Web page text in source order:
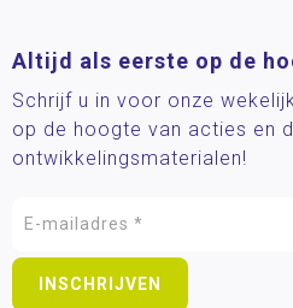
Altijd als eerste op de
Schrijf u in voor onze
op de hoogte van acties en
ontwikkelingsmaterialen!